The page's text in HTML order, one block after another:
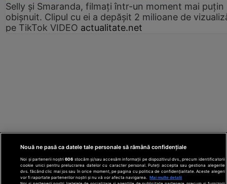
Selly și Smaranda, filmați într-un moment mai puțin
obișnuit. Clipul cu ei a depășit 2 milioane de
pe TikTok VIDEO actualitate.net
Nouă ne pasă ca datele tale personale să rămână confidențiale
Noi și partenerii noștri606 stocăm și/sau accesăm informații pe dispozitivul dvs., precum identificatorii
cookie unici pentru prelucrarea datelor cu caracter personal. Puteți accepta sau gestiona alegerile
dvs. făcând clic mai jos sau în orice moment, pe pagina cu politica de confidențialitate. Aceste alegeri
vor fi raportate partenerilor noștri și nu vă vor afecta navigarea.
Mai multe detalii